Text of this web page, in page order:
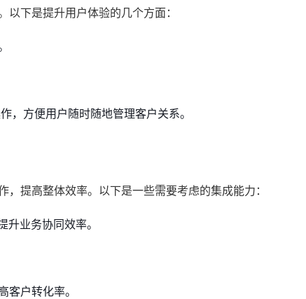
下是提升用户体验的几个方面：
，方便用户随时随地管理客户关系。
提高整体效率。以下是一些需要考虑的集成能力：
业务协同效率。
客户转化率。